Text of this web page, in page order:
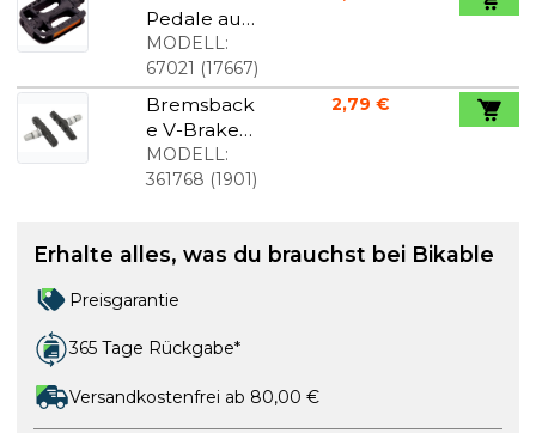
Reflexstreif
en
Pedale aus
Kunststoff
mit Lagern
MODELL:
67021 (17667)
Bremsback
e V-Brake
947
schwarz
MODELL:
361768 (1901)
2,79 €
Erhalte alles, was du brauchst bei Bikable
Preisgarantie
365 Tage Rückgabe*
Versandkostenfrei ab 80,00 €